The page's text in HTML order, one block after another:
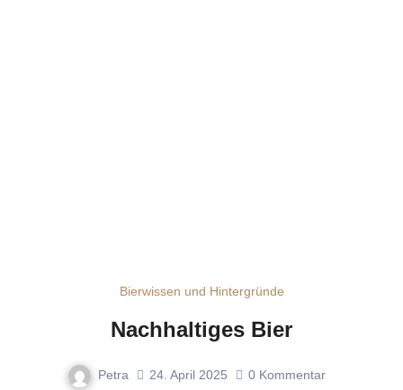
Bierwissen und Hintergründe
Nachhaltiges Bier
Petra 24. April 2025 0 Kommentar